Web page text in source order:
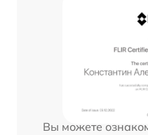
Вы можете